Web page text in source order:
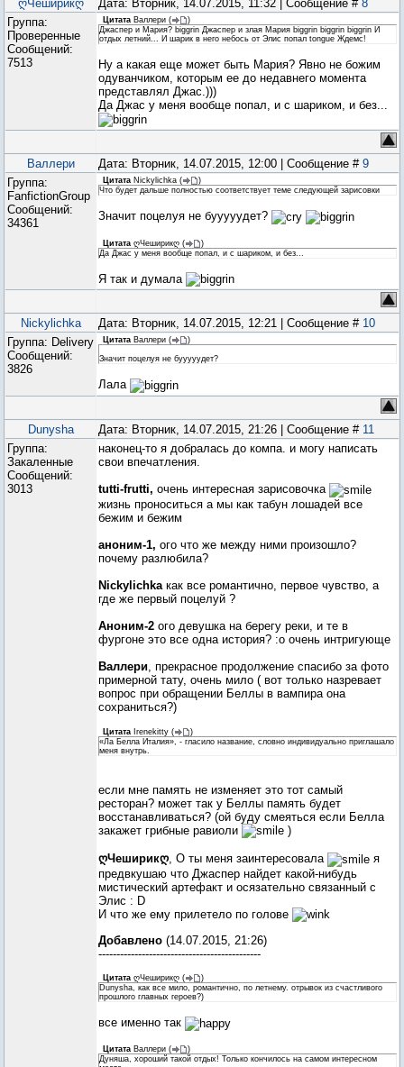
ღЧеширикღ Дата: Вторник, 14.07.2015, 11:32 | Сообщение # 8
Группа:
Проверенные
Сообщений:
7513
Цитата Валлери (
)
Джаспер и Мария? biggrin Джаспер и злая Мария biggrin biggrin biggrin И
отдых летний... И шарик в него небось от Элис попал tongue Ждемс!
Ну а какая еще может быть Мария? Явно не божим
одуванчиком, которым ее до недавнего момента
представлял Джас.)))
Да Джас у меня вообще попал, и с шариком, и без...
Валлери Дата: Вторник, 14.07.2015, 12:00 | Сообщение # 9
Группа:
FanfictionGroup
Сообщений:
34361
Цитата Nickylichka (
)
Что будет дальше полностью соответствует теме следующей зарисовки
Значит поцелуя не бууууудет?
Цитата ღЧеширикღ (
)
Да Джас у меня вообще попал, и с шариком, и без...
Я так и думала
Nickylichka Дата: Вторник, 14.07.2015, 12:21 | Сообщение # 10
Группа: Delivery
Сообщений:
3826
Цитата Валлери ( )
Значит поцелуя не бууууудет?
Лала
Dunysha Дата: Вторник, 14.07.2015, 21:26 | Сообщение # 11
Группа:
Закаленные
Сообщений:
3013
наконец-то я добралась до компа. и могу написать
свои впечатления.
tutti-frutti, очень интересная зарисовочка
жизнь проноситься а мы как табун лошадей все
бежим и бежим
аноним-1, ого что же между ними произошло?
почему разлюбила?
Nickylichka как все романтично, первое чувство, а
где же первый поцелуй ?
Аноним-2 ого девушка на берегу реки, и те в
фургоне это все одна история? :о очень интригующе
Валлери , прекрасное продолжение спасибо за фото
примерной тату, очень мило ( вот только назревает
вопрос при обращении Беллы в вампира она
сохраниться?)
Цитата Irenekitty (
)
«Ла Белла Италия», - гласило название, словно индивидуально приглашало
меня внутрь.
если мне память не изменяет это тот самый
ресторан? может так у Беллы память будет
восстанавливаться? (ой буду смеяться если Белла
закажет грибные равиоли
)
ღЧеширикღ, О ты меня заинтересовала
я
предвкушаю что Джаспер найдет какой-нибудь
мистический артефакт и осязательно связанный с
Элис : D
И что же ему прилетело по голове
Добавлено (14.07.2015, 21:26)
---------------------------------------------
Цитата ღЧеширикღ (
)
Dunysha, как все мило, романтично, по летнему. отрывок из счастливого
прошлого главных героев?)
все именно так
Цитата Валлери (
)
Дуняша, хороший такой отдых! Только кончилось на самом интересном